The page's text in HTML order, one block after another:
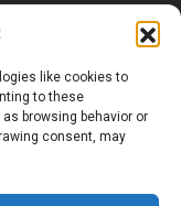
like cookies to
to these
browsing behavior or
consent, may
— ALL RIGHTS